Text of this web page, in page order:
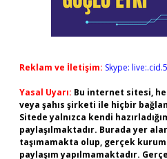
Reklam ve İletişim: Skype:
Yasal Uyarı: Bu internet sitesi,
veya şahıs şirketi ile hiçbir
Sitede yalnızca kendi
paylaşılmaktadır. Burada yer
taşımamakta olup, gerçek
paylaşım yapılmamaktadır.